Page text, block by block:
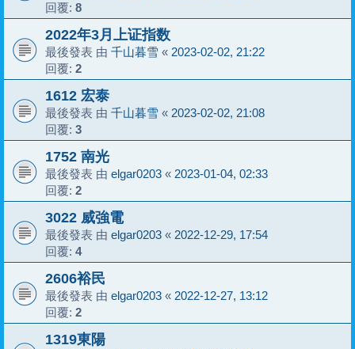
回覆: 8
2022年3月上证指数
最後發表 由 千山暮雪 « 2023-02-02, 21:22
回覆: 2
1612 宏泰
最後發表 由 千山暮雪 « 2023-02-02, 21:08
回覆: 3
1752 南光
最後發表 由 elgar0203 « 2023-01-04, 02:33
回覆: 2
3022 威強電
最後發表 由 elgar0203 « 2022-12-29, 17:54
回覆: 4
2606裕民
最後發表 由 elgar0203 « 2022-12-27, 13:12
回覆: 2
1319東陽